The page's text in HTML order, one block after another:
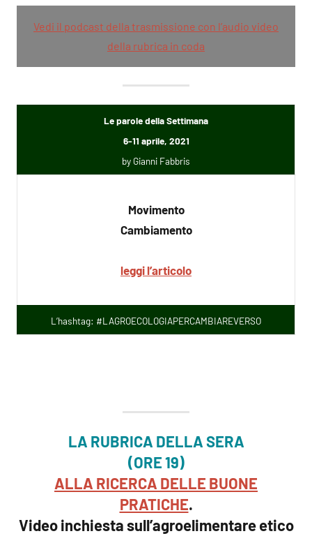
Vedi il podcast della trasmissione con l’audio video
della rubrica in coda
Le parole della Settimana
6-11 aprile, 2021
by Gianni Fabbris
Movimento
Cambiamento
leggi l’articolo
L’hashtag: #LAGROECOLOGIAPERCAMBIAREVERSO
LA RUBRICA DELLA SERA
(ORE 19)
ALLA RICERCA DELLE BUONE
PRATICHE.
Video inchiesta sull’agroelimentare etico